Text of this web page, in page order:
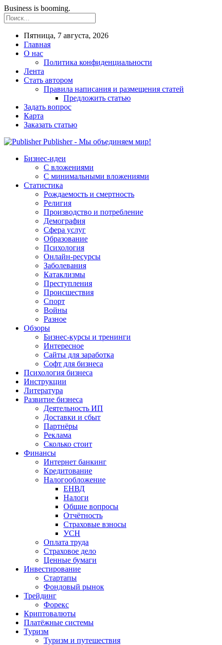
Business is booming.
Пятница, 7 августа, 2026
Главная
О нас
Политика конфиденциальности
Лента
Стать автором
Правила написания и размещения статей
Предложить статью
Задать вопрос
Карта
Заказать статью
Publisher - Мы объединяем мир!
Бизнес-идеи
С вложениями
С минимальными вложениями
Статистика
Рождаемость и смертность
Религия
Производство и потребление
Демография
Сфера услуг
Образование
Психология
Онлайн-ресурсы
Заболевания
Катаклизмы
Преступления
Происшествия
Спорт
Войны
Разное
Обзоры
Бизнес-курсы и тренинги
Интересное
Сайты для заработка
Софт для бизнеса
Психология бизнеса
Инструкции
Литература
Развитие бизнеса
Деятельность ИП
Доставки и сбыт
Партнёры
Реклама
Сколько стоит
Финансы
Интернет банкинг
Кредитование
Налогообложение
ЕНВД
Налоги
Общие вопросы
Отчётность
Страховые взносы
УСН
Оплата труда
Страховое дело
Ценные бумаги
Инвестирование
Стартапы
Фондовый рынок
Трейдинг
Форекс
Криптовалюты
Платёжные системы
Туризм
Туризм и путешествия